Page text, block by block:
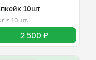
10шт
≈ 10 шт.
2 500 ₽